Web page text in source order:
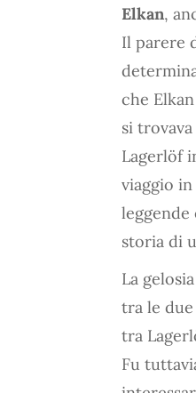
Elkan,
Il parere
che
si
Lagerlöf
viaggio
storia di
La
tra le
tra
Fu